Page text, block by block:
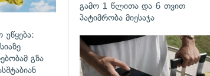
უწყება:
გზა
გამო 1 წლითა და 6 თვით
პატიმრობა მიესაჯა